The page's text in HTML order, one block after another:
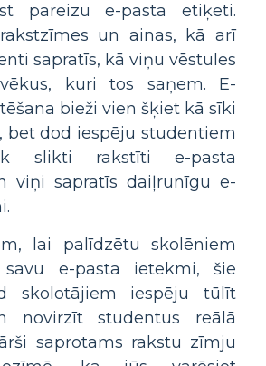
pareizu e-pasta etiķeti.
un ainas, kā arī
sapratīs, kā viņu vēstules
kuri tos saņem. E-
bieži vien šķiet kā sīki
bet dod iespēju studentiem
slikti rakstīti e-pasta
viņi sapratīs daiļrunīgu e-
lai palīdzētu skolēniem
savu e-pasta ietekmi, šie
skolotājiem iespēju tūlīt
novirzīt studentus reālā
saprotams rakstu zīmju